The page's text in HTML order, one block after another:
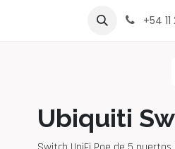
Lista de+54
Ubiquiti